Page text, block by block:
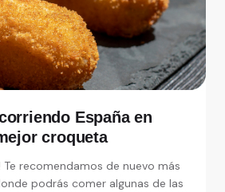
España en
croqueta
Te recomendamos de nuevo más
podrás comer algunas de las